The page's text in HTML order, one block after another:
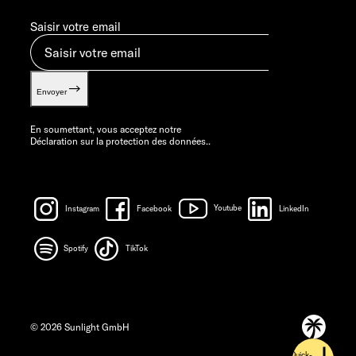
Saisir votre email
Envoyer
En soumettant, vous acceptez notre
Déclaration sur la protection des données..
Instagram Facebook Youtube LinkedIn
Spotify TikTok
© 2026 Sunlight GmbH